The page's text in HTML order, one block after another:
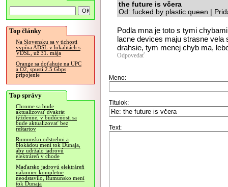
Top články
Na Slovensku sa v tichosti
vypína ADSL v lokalitách s
VDSL, už 31. mája
Orange sa doťahuje na UPC
a O2, spustí 2.5 Gbps
pripojenie
Top správy
Chrome sa bude
aktualizovať dvakrát
týždenne, v budúcnosti sa
bude aktualizovať bez
reštartov
Rumunsko odstrelmi a
blokádou mení tok Dunaja,
aby udržalo jadrovú
elektráreň v chode
Maďarsko jadrovú elektráreň
nakoniec kompletne
neodstavilo, Rumunsko mení
tok Dunaja
the future is včera
Od: fucked by plastic queen |
Podla mna je toto s tymi
lacne devices maju strasne
drahsie, tym menej chyb ma,
Odpovedať
Meno:
Titulok:
Text: